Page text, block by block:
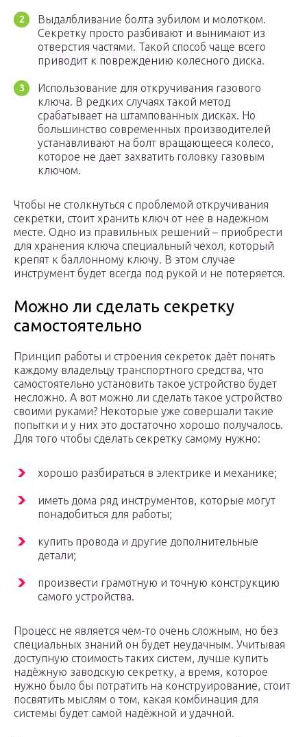
Выдалбливание болта зубилом и молотком.
Секретку просто разбивают и вынимают из
отверстия частями. Такой способ чаще всего
приводит к повреждению колесного диска.
Использование для откручивания газового
ключа. В редких случаях такой метод
срабатывает на штампованных дисках. Но
большинство современных производителей
устанавливают на болт вращающееся колесо,
которое не дает захватить головку газовым
ключом.
Чтобы не столкнуться с проблемой откручивания
секретки, стоит хранить ключ от нее в надежном
месте. Одно из правильных решений – приобрести
для хранения ключа специальный чехол, который
крепят к баллонному ключу. В этом случае
инструмент будет всегда под рукой и не потеряется.
Можно ли сделать секретку
самостоятельно
Принцип работы и строения секреток даёт понять
каждому владельцу транспортного средства, что
самостоятельно установить такое устройство будет
несложно. А вот можно ли сделать такое устройство
своими руками? Некоторые уже совершали такие
попытки и у них это достаточно хорошо получалось.
Для того чтобы сделать секретку самому нужно:
хорошо разбираться в электрике и механике;
иметь дома ряд инструментов, которые могут
понадобиться для работы;
купить провода и другие дополнительные
детали;
произвести грамотную и точную конструкцию
самого устройства.
Процесс не является чем-то очень сложным, но без
специальных знаний он будет неудачным. Учитывая
доступную стоимость таких систем, лучше купить
надёжную заводскую секретку, а время, которое
нужно было бы потратить на конструирование, стоит
посвятить мыслям о том, какая комбинация для
системы будет самой надёжной и удачной.